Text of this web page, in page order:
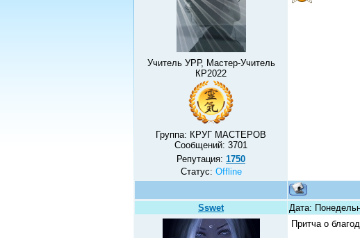
Учитель УРР, Мастер-Учитель
КР2022
Группа: КРУГ МАСТЕРОВ
Сообщений: 3701
Репутация: 1750
Статус: Offline
Sswet Дата:
Притча о